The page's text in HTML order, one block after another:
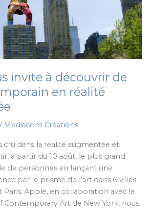
invite à découvrir de
en réalité
/ Mediacom Créations
cru dans la réalité augmentée et
à partir du 10 août, le plus grand
de personnes en lançant une
par le prisme de l’art dans 6 villes
Apple, en collaboration avec le
Contemporary Art de New York, nous